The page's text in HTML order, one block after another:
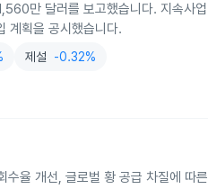
만 달러를 보고했습니다. 지속사
계획을 공시했습니다.
제설 -0.32%
율 개선, 글로벌 황 공급 차질에 따